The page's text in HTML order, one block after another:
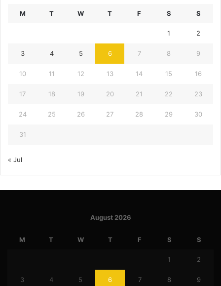
M T W T F S S
1 2
3 4 5 6 7 8 9
10 11 12 13 14 15 16
17 18 19 20 21 22 23
24 25 26 27 28 29 30
31
« Jul
August 2026
M T W T F S S
1 2
3 4 5 6 7 8 9